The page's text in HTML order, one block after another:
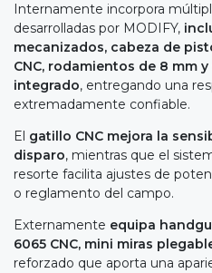
Internamente incorpora
desarrolladas por MODIFY,
mecanizados, cabeza de
CNC, rodamientos de 8 mm y
integrado, entregando una
extremadamente confiable.
El gatillo CNC mejora la
disparo, mientras que el
resorte facilita ajustes de
o reglamento del campo.
Externamente equipa
6065 CNC, mini miras
reforzado que aporta una